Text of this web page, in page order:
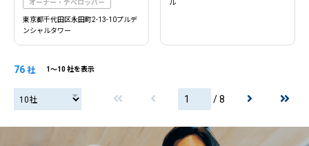
オーナー・デベロッパー
東京都千代田区永田町2-13-10プルデ
ンシャルタワー
ル
76 社 1〜10 社を表示
20社 / 8